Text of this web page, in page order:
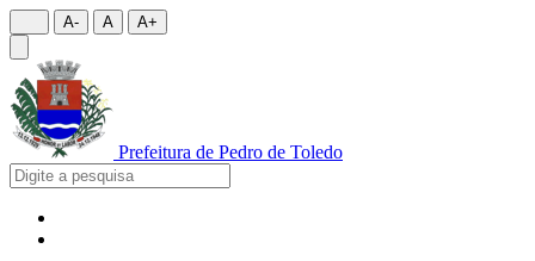
A- A A+
Prefeitura de Pedro de Toledo